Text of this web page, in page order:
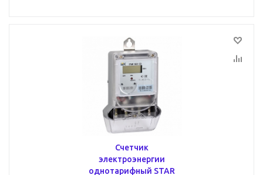
Счетчик
электроэнергии
однотарифный STAR